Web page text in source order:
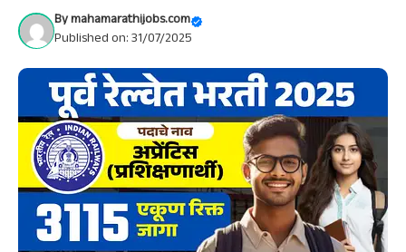
Bymahamarathijobs.com
Published on: 31/07/2025